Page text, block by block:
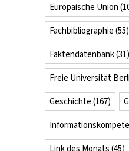
Europäische Union
Fachbibliographie (55)
Faktendatenbank(31)
Freie Universität
Geschichte (167)